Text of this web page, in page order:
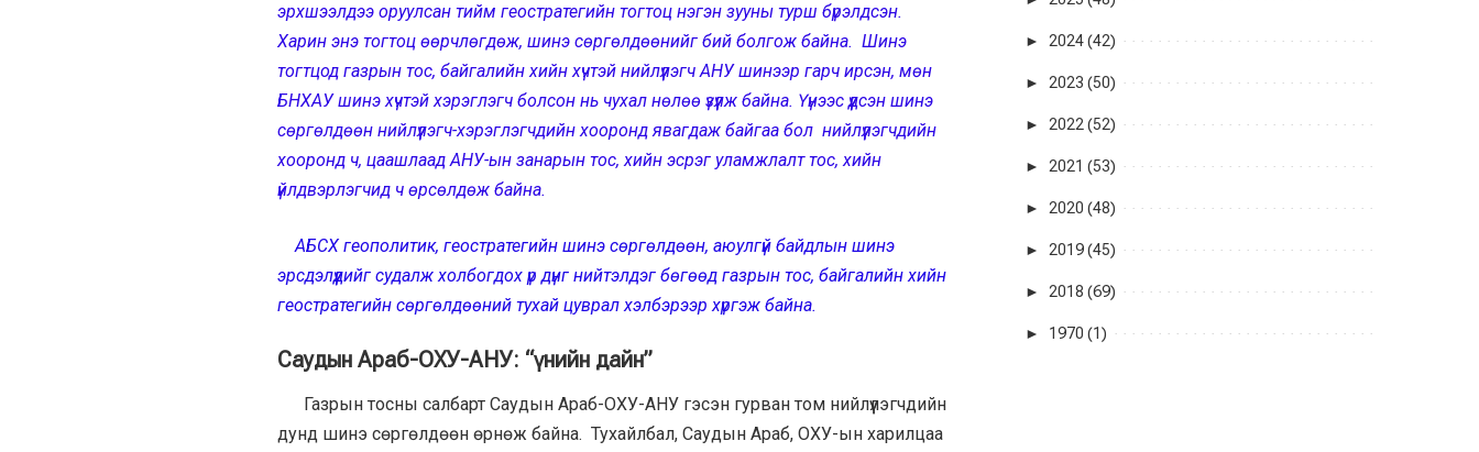
эрхшээлдээ оруулсан тийм геостратегийн тогтоц нэгэн зууны турш бүрэлдсэн.
Харин энэ тогтоц өөрчлөгдөж, шинэ сөргөлдөөнийг бий болгож байна. Шинэ
тогтцод газрын тос, байгалийн хийн хүчтэй нийлүүлэгч АНУ шинээр гарч ирсэн, мөн
БНХАУ шинэ хүчтэй хэрэглэгч болсон нь чухал нөлөө үзүүлж байна. Үүнээс үүдсэн шинэ
сөргөлдөөн нийлүүлэгч-хэрэглэгчдийн хооронд явагдаж байгаа бол нийлүүлэгчдийн
хооронд ч, цаашлаад АНУ-ын занарын тос, хийн эсрэг уламжлалт тос, хийн
үйлдвэрлэгчид ч өрсөлдөж байна.
АБСХ геополитик, геостратегийн шинэ сөргөлдөөн, аюулгүй байдлын шинэ
эрсдэлүүдийг судалж холбогдох үр дүнг нийтэлдэг бөгөөд газрын тос, байгалийн хийн
геостратегийн сөргөлдөөний тухай цуврал хэлбэрээр хүргэж байна.
Саудын Араб-ОХУ-АНУ: “үнийн дайн”
Газрын тосны салбарт Саудын Араб-ОХУ-АНУ гэсэн гурван том нийлүүлэгчдийн
дунд шинэ сөргөлдөөн өрнөж байна. Тухайлбал, Саудын Араб, ОХУ-ын харилцаа
► 2024 (42)
► 2023 (50)
► 2022 (52)
► 2021 (53)
► 2020 (48)
► 2019 (45)
► 2018 (69)
► 1970 (1)